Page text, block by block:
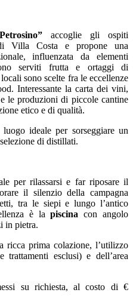
accoglie gli ospiti
Villa Costa e propone una
influenzata da elementi
serviti frutta e ortaggi di
sono scelte fra le eccellenze
Interessante la carta dei vini,
le produzioni di piccole cantine
etico e di qualità.
ideale per sorseggiare un
di distillati.
per rilassarsi e far riposare il
il silenzio della campagna
tra le siepi e lungo l’antico
è lapiscina con angolo
in pietra.
ricca prima colazione, l’utilizzo
trattamenti esclusi) e dell’area
su richiesta, al costo di €